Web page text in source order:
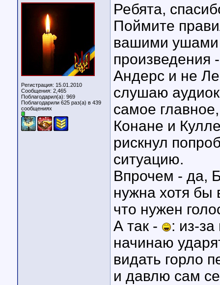
Регистрация: 15.01.2010
Сообщения: 2,465
Поблагодарил(а): 969
Поблагодарили 625 раз(а) в 439
сообщениях
Ребята,
Поймите
вашими ушами
произведения
Андерс и не
слушаю
самое
Конане и
рискнул
ситуацию.
Впрочем - да,
нужна хотя бы
что нужен
А так -
: из-
начинаю
видать горло
и давлю сам